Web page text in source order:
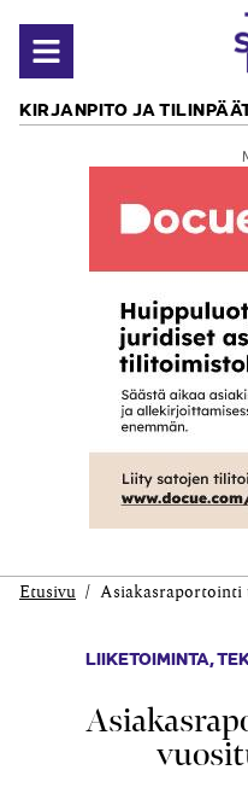
Avaa valikko
KIRJANPITO JA
Etusivu Asiakasraportointi
LIIKETOIMINTA,